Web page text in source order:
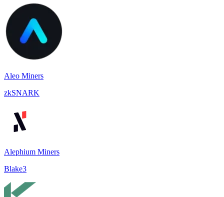
Aleo Miners
zkSNARK
Alephium Miners
Blake3